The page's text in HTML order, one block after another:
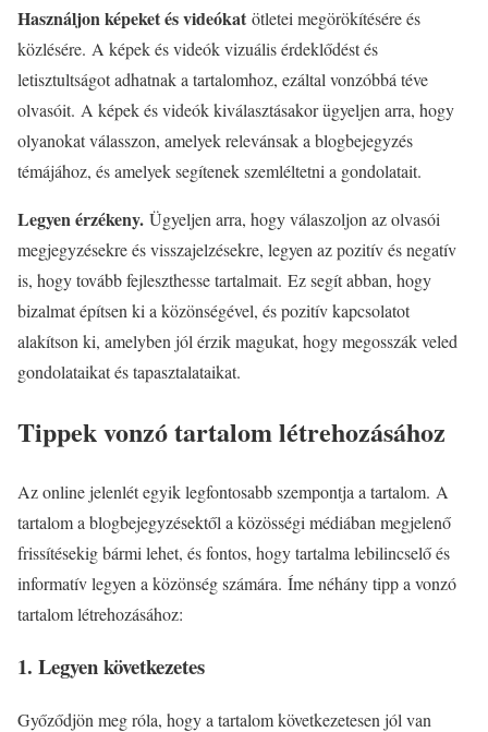
Használjon képeket és videókat ötletei megörökítésére és
közlésére. A képek és videók vizuális érdeklődést és
letisztultságot adhatnak a tartalomhoz, ezáltal vonzóbbá téve
olvasóit. A képek és videók kiválasztásakor ügyeljen arra, hogy
olyanokat válasszon, amelyek relevánsak a blogbejegyzés
témájához, és amelyek segítenek szemléltetni a gondolatait.
Legyen érzékeny. Ügyeljen arra, hogy válaszoljon az olvasói
megjegyzésekre és visszajelzésekre, legyen az pozitív és negatív
is, hogy tovább fejleszthesse tartalmait. Ez segít abban, hogy
bizalmat építsen ki a közönségével, és pozitív kapcsolatot
alakítson ki, amelyben jól érzik magukat, hogy megosszák veled
gondolataikat és tapasztalataikat.
Tippek vonzó tartalom létrehozásához
Az online jelenlét egyik legfontosabb szempontja a tartalom. A
tartalom a blogbejegyzésektől a közösségi médiában megjelenő
frissítésekig bármi lehet, és fontos, hogy tartalma lebilincselő és
informatív legyen a közönség számára. Íme néhány tipp a vonzó
tartalom létrehozásához:
1. Legyen következetes
Győződjön meg róla, hogy a tartalom következetesen jól van